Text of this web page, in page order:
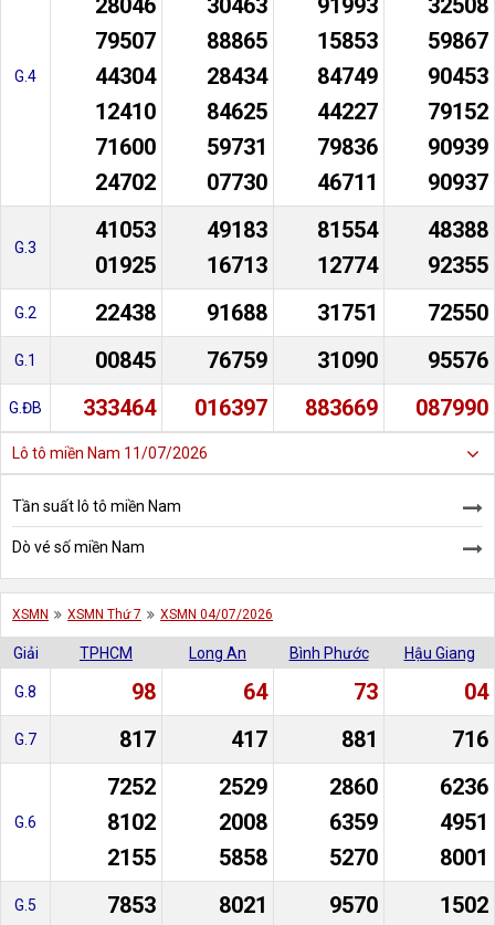
G.4
28046
79507
44304
12410
71600
24702
30463
88865
28434
84625
59731
07730
91993
15853
84749
44227
79836
46711
32508
59867
90453
79152
90939
90937
G.3
41053
01925
49183
16713
81554
12774
48388
92355
G.2 22438 91688 31751 72550
G.1 00845 76759 31090 95576
G.ĐB 333464 016397 883669 087990
Lô tô miền Nam 11/07/2026
Tần suất lô tô miền Nam
Dò vé số miền Nam
XSMN XSMN Thứ 7 XSMN 04/07/2026
Giải TPHCM Long An Bình Phước Hậu Giang
G.8 98 64 73 04
G.7 817 417 881 716
G.6
7252
8102
2155
2529
2008
5858
2860
6359
5270
6236
4951
8001
G.5 7853 8021 9570 1502